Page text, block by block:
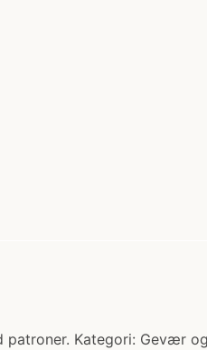
patroner. Kategori: Gevær